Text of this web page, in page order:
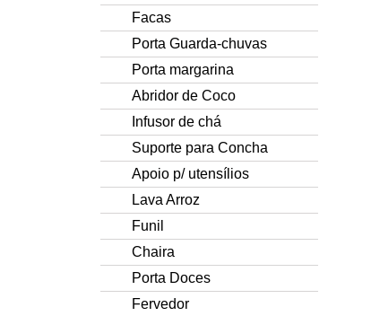
Facas
Porta Guarda-chuvas
Porta margarina
Abridor de Coco
Infusor de chá
Suporte para Concha
Apoio p/ utensílios
Lava Arroz
Funil
Chaira
Porta Doces
Fervedor